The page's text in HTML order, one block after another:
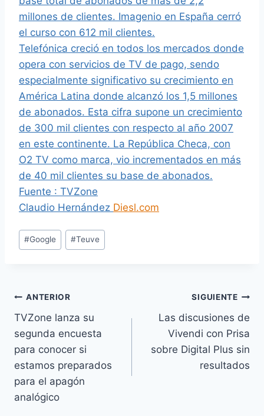
millones de clientes. Imagenio en España cerró
el curso con 612 mil clientes.
Telefónica creció en todos los mercados donde
opera con servicios de TV de pago, sendo
especialmente significativo su crecimiento en
América Latina donde alcanzó los 1,5 millones
de abonados. Esta cifra supone un crecimiento
de 300 mil clientes con respecto al año 2007
en este continente. La República Checa, con
O2 TV como marca, vio incrementados en más
de 40 mil clientes su base de abonados.
Fuente : TVZone
Claudio Hernández Diesl.com
E
t
u
e
a
s
d
e
#Google #Teuve
Navegación
de
entradas
ANTERIOR
TVZone lanza su
segunda encuesta
para conocer si
estamos preparados
para el apagón
analógico
SIGUIENTE
Las discusiones de
Vivendi con Prisa
sobre Digital Plus sin
resultados